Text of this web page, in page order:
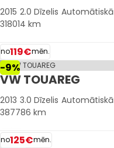
2015 2.0 Dīzelis Automātiskā
318014 km
no119€mēn.
-9%
VW TOUAREG
2013 3.0 Dīzelis Automātiskā
387786 km
no125€mēn.